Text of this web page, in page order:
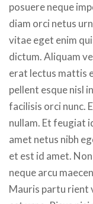
posuere neque
diam orci netus
vitae eget enim
dictum. Aliquam
erat lectus mattis
pellent esque nisl
facilisis orci nunc.
nullam. Et feugiat
amet netus nibh
et est id amet.
neque arcu
Mauris partu rient